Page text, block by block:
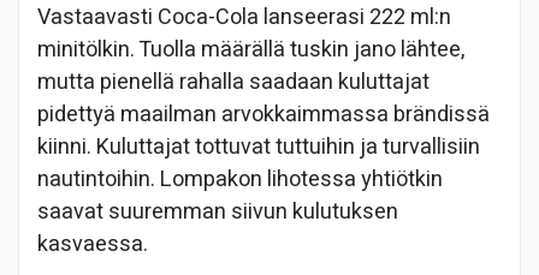
Vastaavasti Coca-Cola lanseerasi 222 ml:n
minitölkin. Tuolla määrällä tuskin jano lähtee,
mutta pienellä rahalla saadaan kuluttajat
pidettyä maailman arvokkaimmassa brändissä
kiinni. Kuluttajat tottuvat tuttuihin ja turvallisiin
nautintoihin. Lompakon lihotessa yhtiötkin
saavat suuremman siivun kulutuksen
kasvaessa.